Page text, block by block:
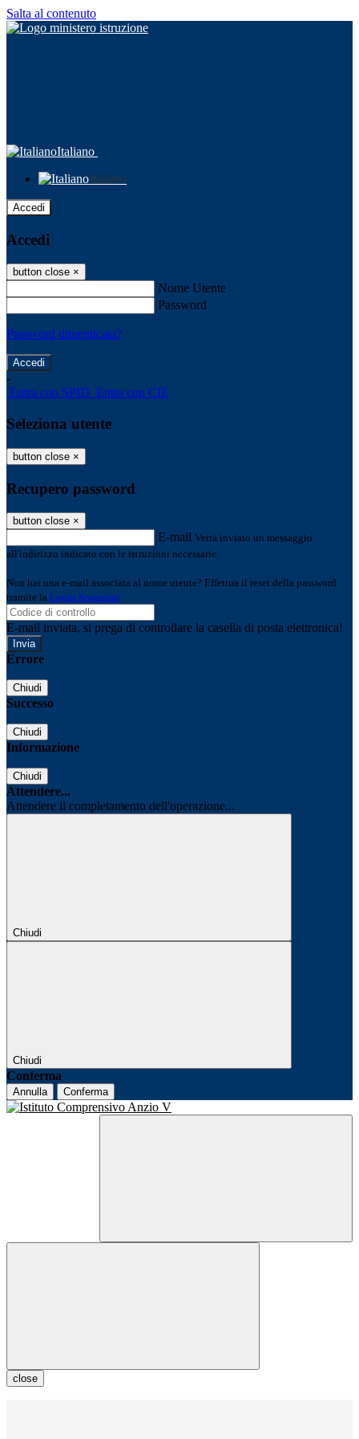
Salta al contenuto
Italiano
Italiano
Accedi
Accedi
button close ×
Nome Utente
Password
Password dimenticata?
-
Entra con SPID Entra con CIE
Seleziona utente
button close ×
Recupero password
button close ×
E-mail Verrà inviato un messaggio
all'indirizzo indicato con le istruzioni necessarie.
Non hai una e-mail associata al nome utente? Effettua il reset della password
tramite la Login Spaggiari
E-mail inviata, si prega di controllare la casella di posta elettronica!
Errore
Chiudi
Successo
Chiudi
Informazione
Chiudi
Attendere...
Attendere il completamento dell'operazione...
Chiudi
Chiudi
Conferma
Annulla Conferma
close